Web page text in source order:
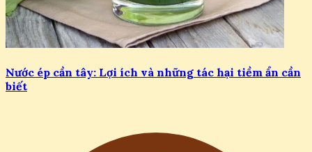
Nước ép cần tây: Lợi ích và những tác hại tiềm ẩn cần
biết